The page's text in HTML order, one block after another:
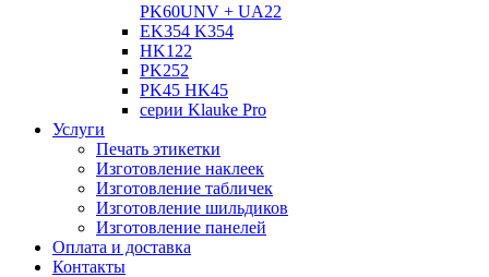
PK60UNV + UA22
EK354 K354
HK122
PK252
PK45 HK45
серии Klauke Pro
Услуги
Печать этикетки
Изготовление наклеек
Изготовление табличек
Изготовление шильдиков
Изготовление панелей
Оплата и доставка
Контакты